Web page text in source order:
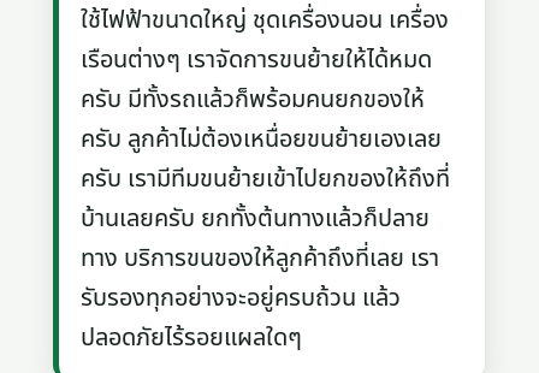
ใช้ไฟฟ้าขนาดใหญ่ ชุดเครื่องนอน เครื่อง
เรือนต่างๆ เราจัดการขนย้ายให้ได้หมด
ครับ มีทั้งรถแล้วก็พร้อมคนยกของให้
ครับ ลูกค้าไม่ต้องเหนื่อยขนย้ายเองเลย
ครับ เรามีทีมขนย้ายเข้าไปยกของให้ถึงที่
บ้านเลยครับ ยกทั้งต้นทางแล้วก็ปลาย
ทาง บริการขนของให้ลูกค้าถึงที่เลย เรา
รับรองทุกอย่างจะอยู่ครบถ้วน แล้ว
ปลอดภัยไร้รอยแผลใดๆ